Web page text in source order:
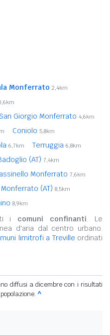
Monferrato 2,4km
Giorgio Monferrato 4,6km
Coniolo 5,8km
6,7km Terruggia 6,8km
(AT) 7,4km
Monferrato 7,6km
(AT) 8,5km
8,9km
i comuni confinanti. Le
d'aria dal centro urbano.
limitrofi a Treville ordinati
diffusi a dicembre con i risultati
^